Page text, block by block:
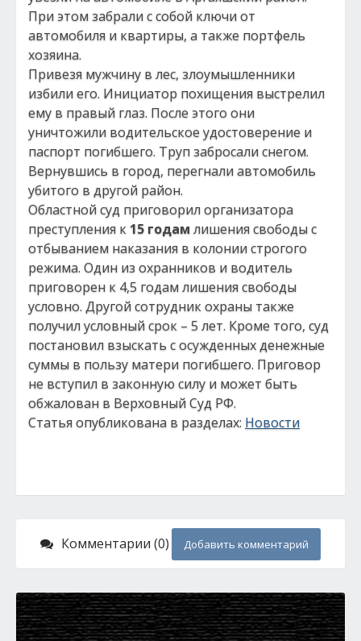
При этом забрали с собой ключи от
автомобиля и квартиры, а также портфель
хозяина.
Привезя мужчину в лес, злоумышленники
избили его. Инициатор похищения выстрелил
ему в правый глаз. После этого они
уничтожили водительское удостоверение и
паспорт погибшего. Труп забросали снегом.
Вернувшись в город, перегнали автомобиль
убитого в другой район.
Областной суд приговорил организатора
преступления к15 годам лишения свободы с
отбыванием наказания в колонии строгого
режима. Один из охранников и водитель
приговорен к 4,5 годам лишения свободы
условно. Другой сотрудник охраны также
получил условный срок – 5 лет. Кроме того, суд
постановил взыскать с осужденных денежные
суммы в пользу матери погибшего. Приговор
не вступил в законную силу и может быть
обжалован в Верховный Суд РФ.
Статья опубликована в разделах: Новости
Комментарии (0) Добавить комментарий